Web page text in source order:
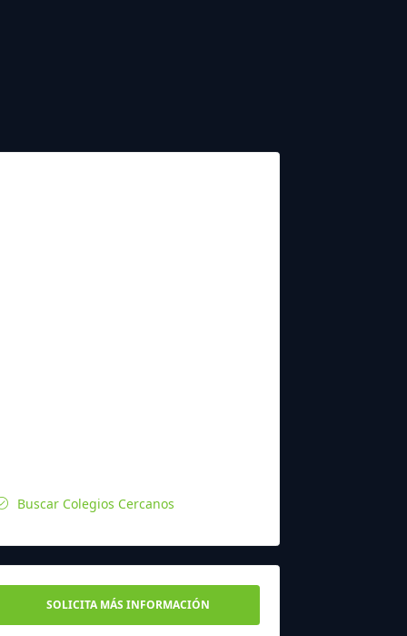
Buscar Colegios Cercanos
SOLICITA MÁS INFORMACIÓN